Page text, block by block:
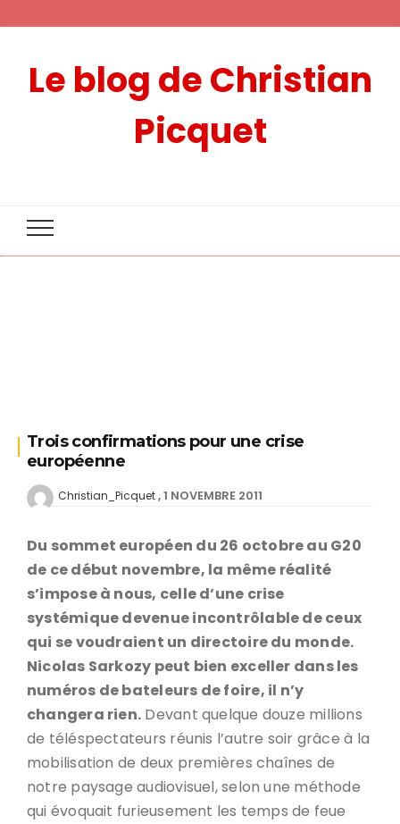
Le blog de Christian
Picquet
Trois confirmations pour une crise
européenne
Christian_Picquet 1 NOVEMBRE 2011
Du sommet européen du 26 octobre au G20
de ce début novembre, la même réalité
s’impose à nous, celle d’une crise
systémique devenue incontrôlable de ceux
qui se voudraient un directoire du monde.
Nicolas Sarkozy peut bien exceller dans les
numéros de bateleurs de foire, il n’y
changera rien. Devant quelque douze millions
de téléspectateurs réunis l’autre soir grâce à la
mobilisation de deux premières chaînes de
notre paysage audiovisuel, selon une méthode
qui évoquait furieusement les temps de feue